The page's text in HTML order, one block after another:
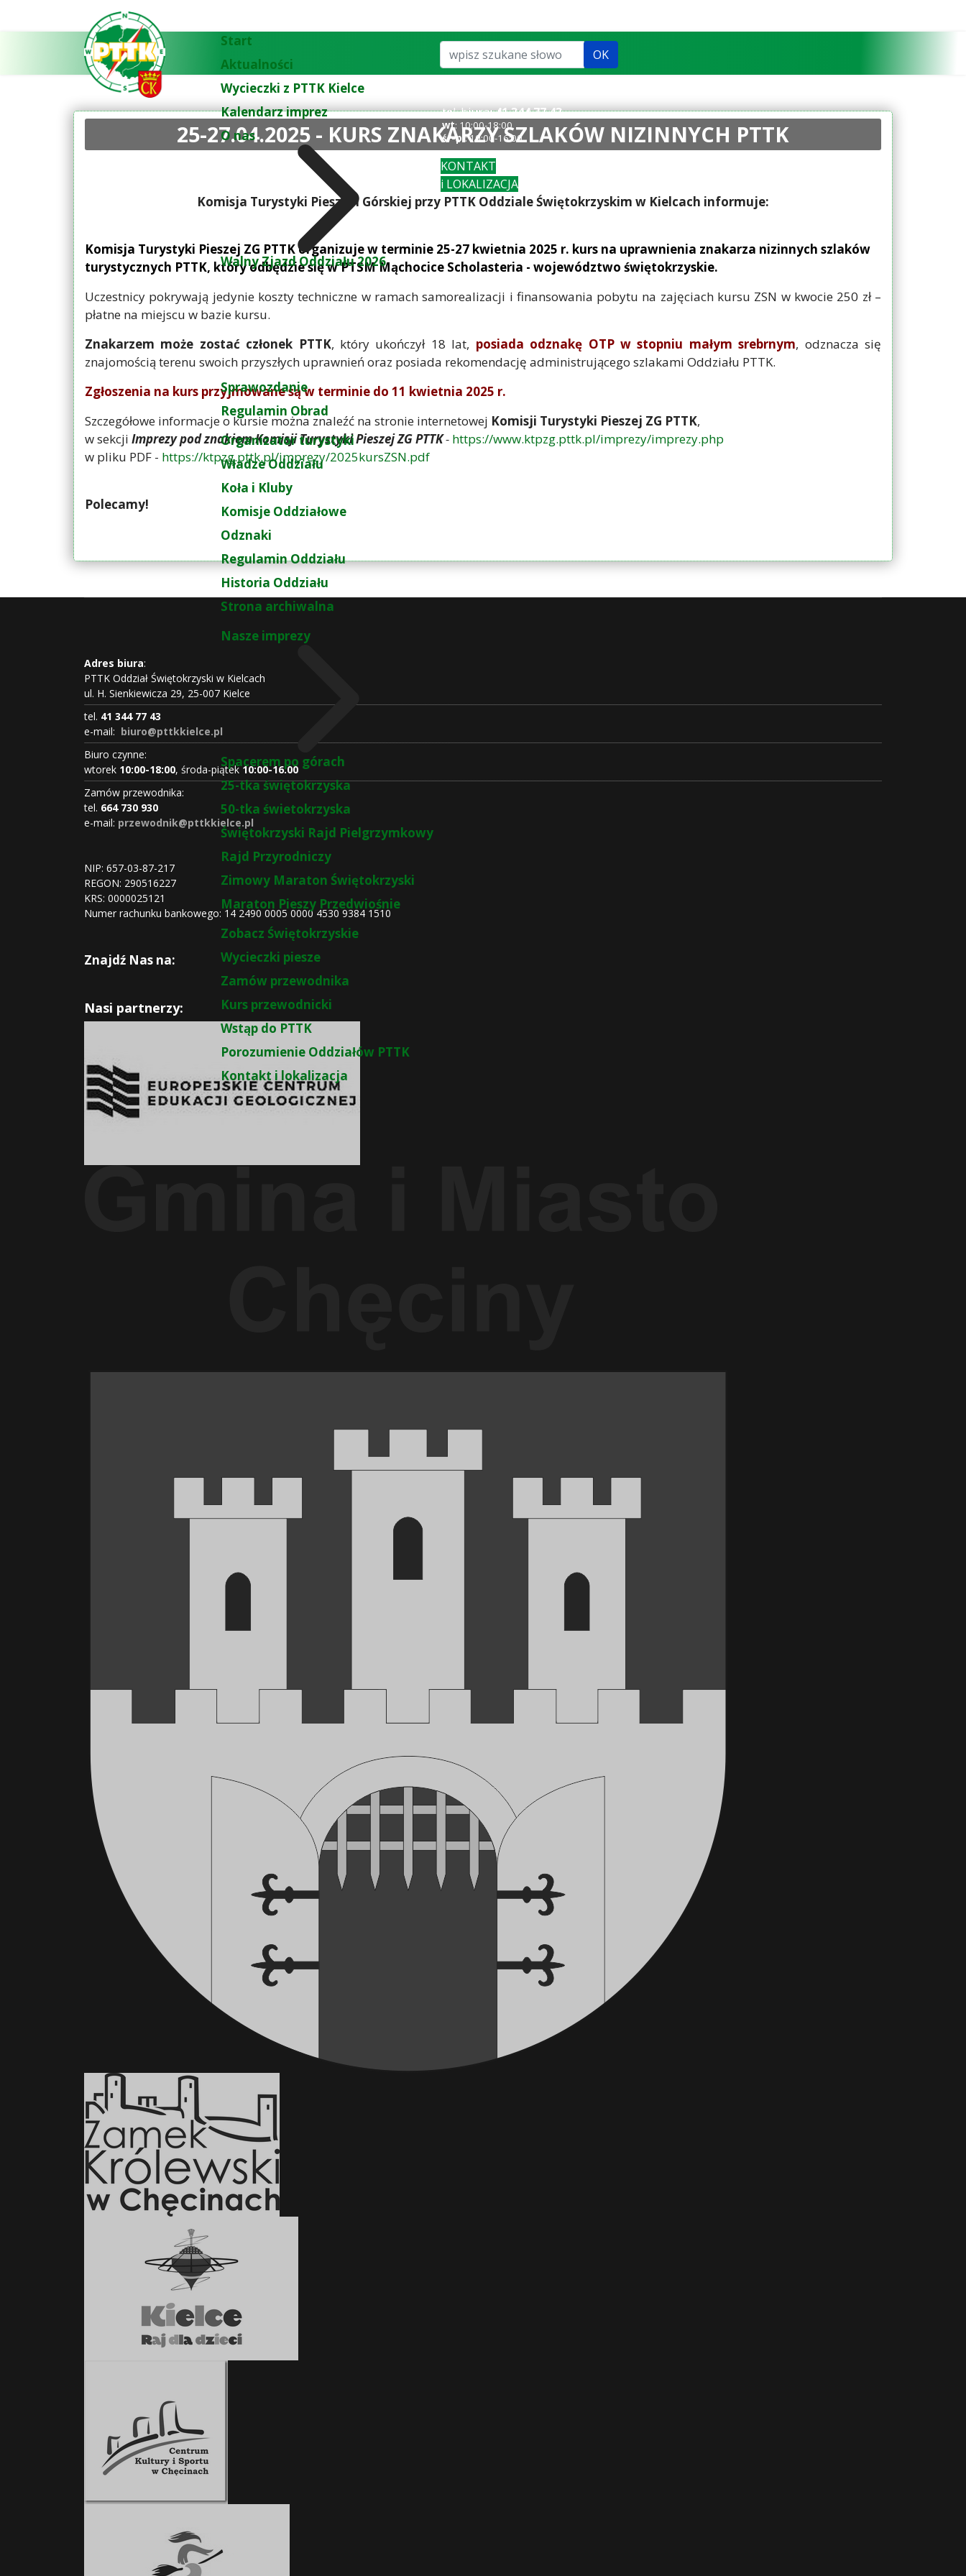
Start
Aktualności
Wycieczki z PTTK Kielce
Kalendarz imprez
O nas
Walny Zjazd Oddziału 2026
Sprawozdanie
Regulamin Obrad
Organizator turystyki
Władze Oddziału
Koła i Kluby
Komisje Oddziałowe
Odznaki
Regulamin Oddziału
Historia Oddziału
Strona archiwalna
Nasze imprezy
Spacerem po górach
25-tka świętokrzyska
50-tka świetokrzyska
Świętokrzyski Rajd Pielgrzymkowy
Rajd Przyrodniczy
Zimowy Maraton Świętokrzyski
Maraton Pieszy Przedwiośnie
Zobacz Świętokrzyskie
Wycieczki piesze
Zamów przewodnika
Kurs przewodnicki
Wstąp do PTTK
Porozumienie Oddziałów PTTK
Kontakt i lokalizacja
Szukaj... OK
tel. biuro:41 344 77 43
wt: 10:00-18:00
śr-pi : 10:00-16:00
KONTAKT
i LOKALIZACJA
25-27.04.2025 - KURS ZNAKARZY SZLAKÓW NIZINNYCH PTTK
Komisja Turystyki Pieszej i Górskiej przy PTTK Oddziale Świętokrzyskim w Kielcach informuje:
Komisja Turystyki Pieszej ZG PTTK organizuje w terminie 25-27 kwietnia 2025 r. kurs na uprawnienia znakarza nizinnych szlaków
turystycznych PTTK, który odbędzie się w PTSM Mąchocice Scholasteria - województwo świętokrzyskie.
Uczestnicy pokrywają jedynie koszty techniczne w ramach samorealizacji i finansowania pobytu na zajęciach kursu ZSN w kwocie 250 zł –
płatne na miejscu w bazie kursu.
Znakarzem może zostać członek PTTK, który ukończył 18 lat, posiada odznakę OTP w stopniu małym srebrnym, odznacza się
znajomością terenu swoich przyszłych uprawnień oraz posiada rekomendację administrującego szlakami Oddziału PTTK.
Zgłoszenia na kurs przyjmowane są w terminie do 11 kwietnia 2025 r.
Szczegółowe informacje o kursie można znaleźć na stronie internetowej Komisji Turystyki Pieszej ZG PTTK,
w sekcji Imprezy pod znakiem Komisji Turystyki Pieszej ZG PTTK- https://www.ktpzg.pttk.pl/imprezy/imprezy.php
w pliku PDF - https://ktpzg.pttk.pl/imprezy/2025kursZSN.pdf
Polecamy!
Adres biura:
PTTK Oddział Świętokrzyski w Kielcach
ul. H. Sienkiewicza 29, 25-007 Kielce
tel. 41 344 77 43
e-mail: biuro@pttkkielce.pl
Biuro czynne:
wtorek 10:00-18:00, środa-piątek10:00-16:00
Zamów przewodnika:
tel. 664 730 930
e-mail: przewodnik@pttkkielce.pl
NIP: 657-03-87-217
REGON: 290516227
KRS: 0000025121
Numer rachunku bankowego: 14 2490 0005 0000 4530 9384 1510
Znajdź Nas na:
Nasi partnerzy: